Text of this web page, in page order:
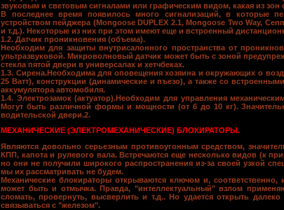
звуковым и световым сигналами или графическим видом, какая из зон
В последнее время появилось много сигнализаций, в которые
устройством пейджера (Mongoose DUPLEX 2.1, Mongoose Two Way,
и т.д.). Некоторые из них при этом имеют еще и встроенный
1.2. Датчик проникновения (объема).
Необходим для защиты внутрисалонного пространства от
ультразвуковой. Микроволновый датчик может быть с зоной
стекла пятой двери в универсалах и хетчбеках.
1.3. Сирена.Необходима для оповещения хозяина и окружающих о
25 Ватт), конструкции (динамические и пъезо), а также со
аккумулятора автомобиля.
1.4. Электрозамок (актуатор).Необходим для управления
Могут быть различной формы и мощности (от 6 до 10 кг).
водительской двери.2.
МЕХАНИЧЕСКИЕ (ЭЛЕКТРОМЕХАНИЧЕСКИЕ) БЛОКИРАТОРЫ.
Являются довольно серьезным противоугонным средством,
КПП, капота и рулевого вала. Встречаются еще несколько видов (к
но они не получили широкого распространения из-за своей узкой
мы их рассматривать не будем.
Механические блокираторы открываются ключом и, соответственно,
может быть и отмычка. Правда, "интеллектуальный" взлом
сломать, провернуть, высверлить и т.д.. Но удается открыть
связываться с "железом".